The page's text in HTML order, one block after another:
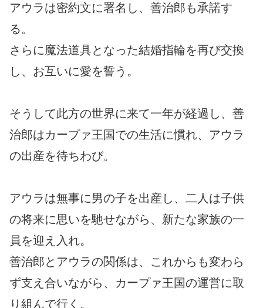
アウラは密約文に署名し、善治郎も承諾す
る。
さらに魔法道具となった結婚指輪を再び交換
し、お互いに愛を誓う。
そうして此方の世界に来て一年が経過し、善
治郎はカープァ王国での生活に慣れ、アウラ
の出産を待ちわび。
アウラは無事に男の子を出産し、二人は子供
の将来に思いを馳せながら、新たな家族の一
員を迎え入れ。
善治郎とアウラの関係は、これからも変わら
ず支え合いながら、カープァ王国の運営に取
り組んで行く。